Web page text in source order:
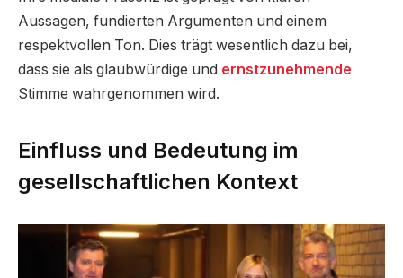
Aussagen, fundierten Argumenten und einem
respektvollen Ton. Dies trägt wesentlich dazu bei,
dass sie als glaubwürdige und ernstzunehmende
Stimme wahrgenommen wird.
Einfluss und Bedeutung im
gesellschaftlichen Kontext